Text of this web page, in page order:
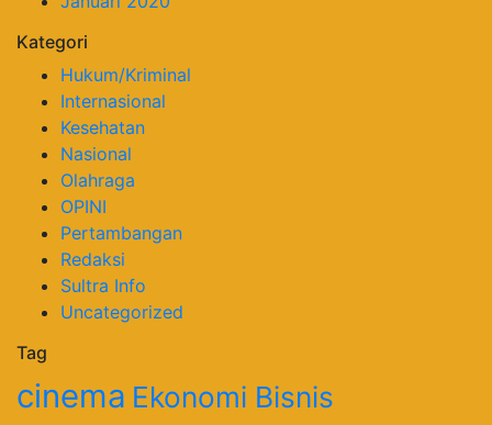
Kategori
Hukum/Kriminal
Internasional
Kesehatan
Nasional
Olahraga
OPINI
Pertambangan
Redaksi
Sultra Info
Uncategorized
Tag
cinema Ekonomi Bisnis